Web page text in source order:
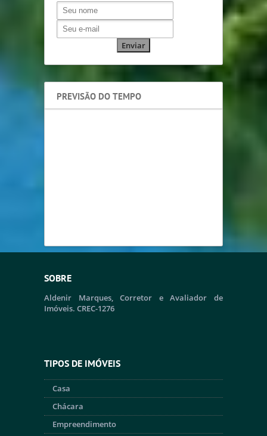
PREVISÃO DO TEMPO
SOBRE
Aldenir Marques, Corretor e Avaliador de
Imóveis. CREC-1276
TIPOS DE IMÓVEIS
Casa
Chácara
Empreendimento